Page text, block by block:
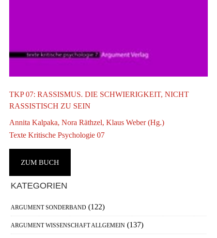
TKP 07: RASSISMUS. DIE SCHWIERIGKEIT, NICHT
RASSISTISCH ZU SEIN
Annita Kalpaka, Nora Räthzel, Klaus Weber (Hg.)
Texte Kritische Psychologie 07
ZUM BUCH
Haupt-
Sidebar
KATEGORIEN
ARGUMENT SONDERBAND (122)
ARGUMENT WISSENSCHAFT ALLGEMEIN (137)